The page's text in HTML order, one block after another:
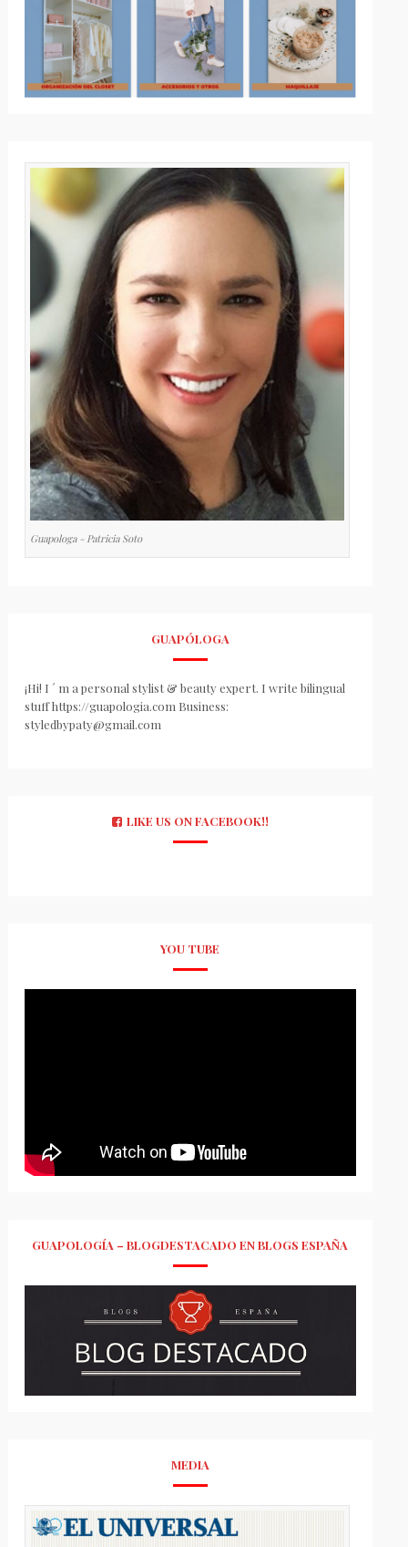
Guapologa - Patricia Soto
GUAPÓLOGA
¡Hi! I ´ m a personal stylist & beauty expert. I write bilingual
stuff https://guapologia.com Business:
styledbypaty@gmail.com
LIKE US ON FACEBOOK!!
YOU TUBE
GUAPOLOGÍA – BLOGDESTACADO EN BLOGS ESPAÑA
MEDIA